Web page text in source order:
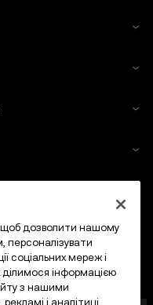
дозволити нашому
соціальних мереж і
інформацією
з нашими
і аналітиці.